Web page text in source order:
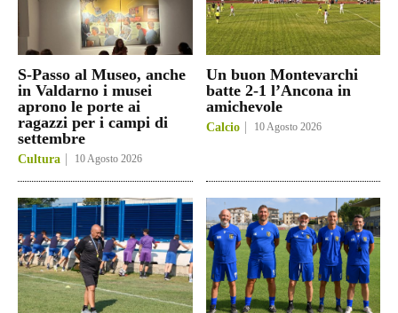
S-Passo al Museo, anche
in Valdarno i musei
aprono le porte ai
ragazzi per i campi di
settembre
Cultura 10 Agosto 2026
Un buon Montevarchi
batte 2-1 l’Ancona in
amichevole
Calcio 10 Agosto 2026